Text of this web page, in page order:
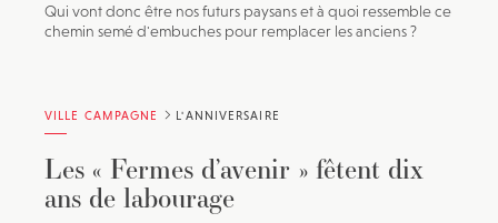
Qui vont donc être nos futurs paysans et à quoi ressemble ce
chemin semé d'embuches pour remplacer les anciens ?
VILLE CAMPAGNE L'ANNIVERSAIRE
Les « Fermes d’avenir » fêtent dix
ans de labourage